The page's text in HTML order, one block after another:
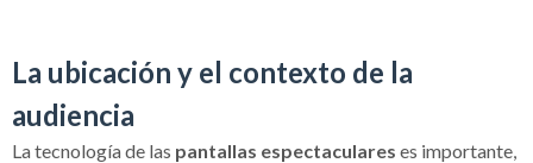
La ubicación y el contexto de la
audiencia
La tecnología de las pantallas espectaculares es importante,